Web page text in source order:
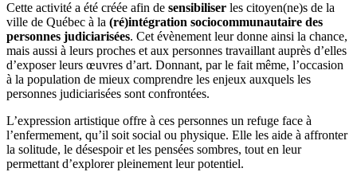
Cette activité a été créée afin de sensibiliser les citoyen(ne)s de la
ville de Québec à la (ré)intégration sociocommunautaire des
personnes judiciarisées. Cet évènement leur donne ainsi la chance,
mais aussi à leurs proches et aux personnes travaillant auprès d’elles
d’exposer leurs œuvres d’art. Donnant, par le fait même, l’occasion
à la population de mieux comprendre les enjeux auxquels les
personnes judiciarisées sont confrontées.
L’expression artistique offre à ces personnes un refuge face à
l’enfermement, qu’il soit social ou physique. Elle les aide à affronter
la solitude, le désespoir et les pensées sombres, tout en leur
permettant d’explorer pleinement leur potentiel.